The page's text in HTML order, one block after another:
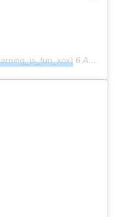
6 Авг 2018 в 12:14 PDT